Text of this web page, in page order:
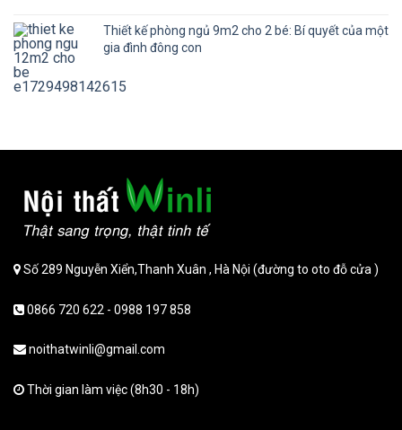
Thiết kế phòng ngủ 9m2 cho 2 bé: Bí quyết của một
gia đình đông con
Số 289 Nguyễn Xiển,Thanh Xuân , Hà Nội (đường to oto đỗ cửa )
0866 720 622 - 0988 197 858
noithatwinli@gmail.com
Thời gian làm việc (8h30 - 18h)